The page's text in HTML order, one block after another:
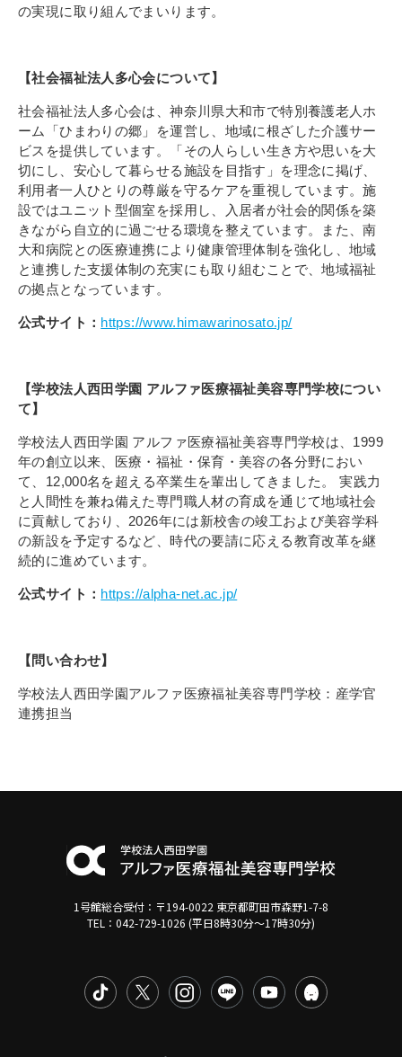
の実現に取り組んでまいります。
【社会福祉法人多心会について】
社会福祉法人多心会は、神奈川県大和市で特別養護老人ホ
ーム「ひまわりの郷」を運営し、地域に根ざした介護サー
ビスを提供しています。「その人らしい生き方や思いを大
切にし、安心して暮らせる施設を目指す」を理念に掲げ、
利用者一人ひとりの尊厳を守るケアを重視しています。施
設ではユニット型個室を採用し、入居者が社会的関係を築
きながら自立的に過ごせる環境を整えています。また、南
大和病院との医療連携により健康管理体制を強化し、地域
と連携した支援体制の充実にも取り組むことで、地域福祉
の拠点となっています。
公式サイト： https://www.himawarinosato.jp/
【学校法人西田学園 アルファ医療福祉美容専門学校につい
て】
学校法人西田学園 アルファ医療福祉美容専門学校は、 1999
年の創立以来、医療・福祉・保育・美容の各分野におい
て、 12,000名を超える卒業生を輩出してきました。 実践力
と人間性を兼ね備えた専門職人材の育成を通じて地域社会
に貢献しており、 2026年には新校舎の竣工および美容学科
の新設を予定するなど、時代の要請に応える教育改革を継
続的に進めています。
公式サイト： https://alpha-net.ac.jp/
【問い合わせ】
学校法人西田学園アルファ医療福祉美容専門学校：産学官
連携担当
1号館総合受付：〒194-0022 東京都町田市森野1-7-8
TEL：042-729-1026 (平日8時30分〜17時30分)